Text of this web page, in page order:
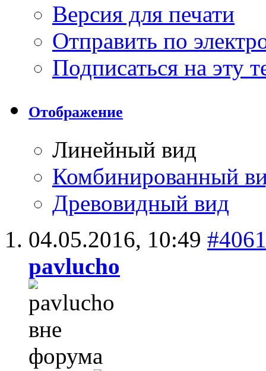
Версия для печати
Отправить по
Подписаться на эту
Отображение
Линейный вид
Комбинированный
Древовидный вид
04.05.2016, 10:49 #4061
pavlucho